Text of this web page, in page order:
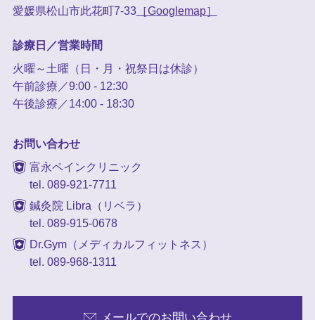
愛媛県松山市此花町7-33［Googlemap］
診療日／営業時間
火曜～土曜（日・月・祝祭日は休診）
午前診療／9:00 - 12:30
午後診療／14:00 - 18:30
お問い合わせ
富永ペインクリニック
tel. 089-921-7711
鍼灸院 Libra（リベラ）
tel. 089-915-0678
Dr.Gym（メディカルフィットネス）
tel. 089-968-1311